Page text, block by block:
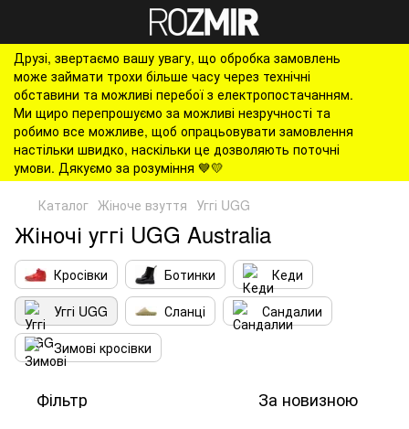
Друзі, звертаємо вашу увагу, що обробка замовлень
може займати трохи більше часу через технічні
обставини та можливі перебої з електропостачанням.
Ми щиро перепрошуємо за можливі незручності та
робимо все можливе, щоб опрацьовувати замовлення
настільки швидко, наскільки це дозволяють поточні
умови. Дякуємо за розуміння 💙💛
Каталог Жіноче взуття Уггі UGG
Жіночі уггі UGG Australia
Кросівки Ботинки
Кеди
Уггі UGG
Сланці
Сандалии
Зимові кросівки
Фільтр За новизною